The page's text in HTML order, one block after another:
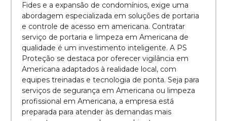
Fides e a expansão de condomínios, exige uma
abordagem especializada em soluções de portaria
e controle de acesso em americana. Contratar
serviço de portaria e limpeza em Americana de
qualidade é um investimento inteligente. A PS
Proteção se destaca por oferecer vigilância em
Americana adaptados à realidade local, com
equipes treinadas e tecnologia de ponta. Seja para
serviços de segurança em Americana ou limpeza
profissional em Americana, a empresa está
preparada para atender às demandas mais